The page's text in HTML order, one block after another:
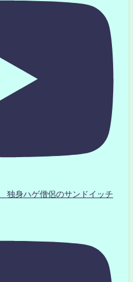
独身ハゲ僧侶のサンドイッチ